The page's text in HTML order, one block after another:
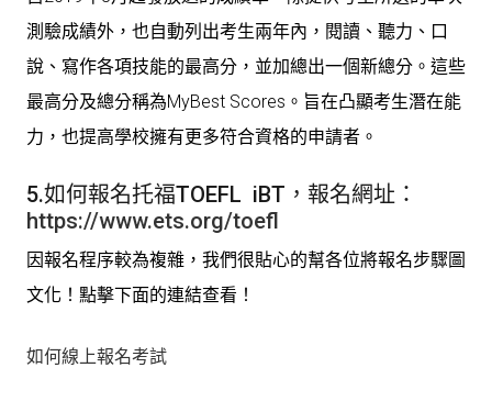
測驗成績外，也自動列出考生兩年內，閱讀、聽力、口
說、寫作各項技能的最高分，並加總出一個新總分。這些
最高分及總分稱為MyBest Scores。旨在凸顯考生潛在能
力，也提高學校擁有更多符合資格的申請者。
5.如何報名托福TOEFL iBT，報名網址：
https://www.ets.org/toefl
因報名程序較為複雜，我們很貼心的幫各位將報名步驟圖
文化！點擊下面的連結查看！
如何線上報名考試